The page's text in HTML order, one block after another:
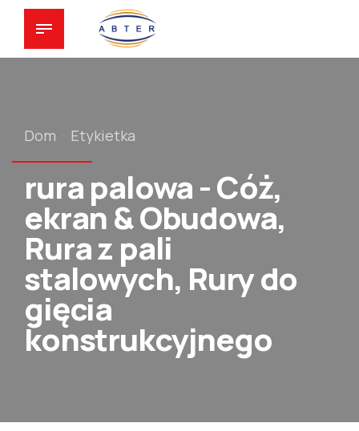
Dom Etykietka
rura palowa - Cóż,
ekran & Obudowa,
Rura z pali
stalowych, Rury do
gięcia
konstrukcyjnego